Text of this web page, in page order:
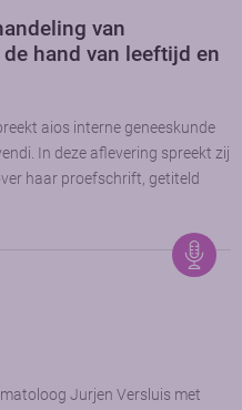
van
hand van leeftijd en
aios interne geneeskunde
In deze aflevering spreekt zij
haar proefschrift, getiteld
Jurjen Versluis met